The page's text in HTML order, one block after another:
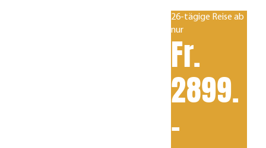
26-tägige Reise ab
nur
Fr.
2899.
-